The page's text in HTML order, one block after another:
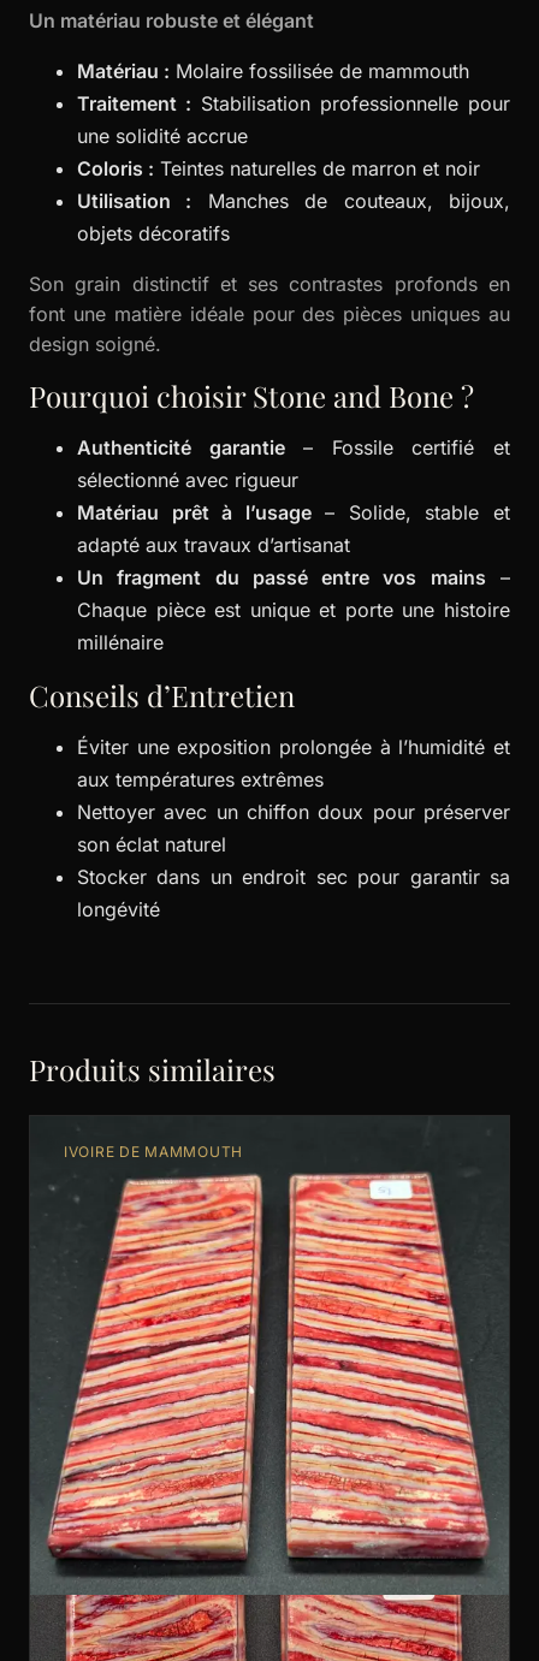
Un matériau robuste et élégant
Matériau : Molaire fossilisée de mammouth
Traitement : Stabilisation professionnelle pour
une solidité accrue
Coloris : Teintes naturelles de marron et noir
Utilisation : Manches de couteaux, bijoux,
objets décoratifs
Son grain distinctif et ses contrastes profonds en
font une matière idéale pour des pièces uniques au
design soigné.
Pourquoi choisir Stone and Bone ?
Authenticité garantie– Fossile certifié et
sélectionné avec rigueur
Matériau prêt à l’usage– Solide, stable et
adapté aux travaux d’artisanat
Un fragment du passé entre vos mains –
Chaque pièce est unique et porte une histoire
millénaire
Conseils d’Entretien
Éviter une exposition prolongée à l’humidité et
aux températures extrêmes
Nettoyer avec un chiffon doux pour préserver
son éclat naturel
Stocker dans un endroit sec pour garantir sa
longévité
Produits similaires
IVOIRE DE MAMMOUTH